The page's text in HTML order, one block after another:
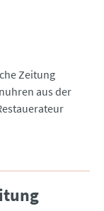
Zeitung
aus der